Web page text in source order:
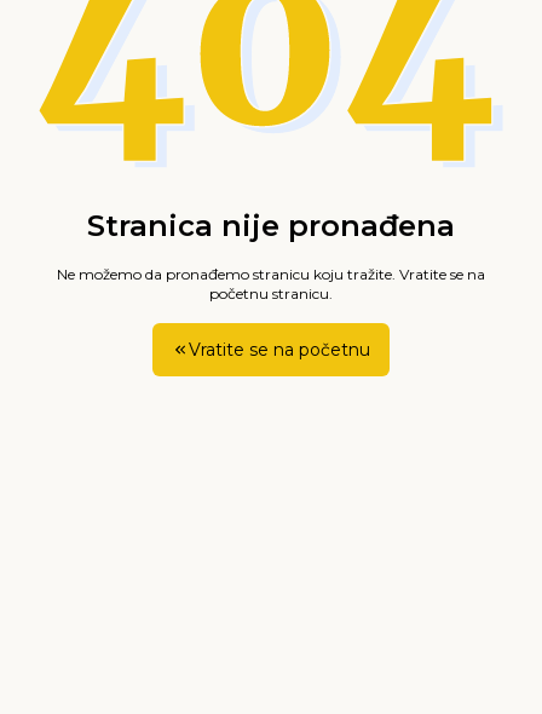
Stranica nije pronađena
Ne možemo da pronađemo stranicu koju tražite. Vratite se na
početnu stranicu.
Vratite se na početnu